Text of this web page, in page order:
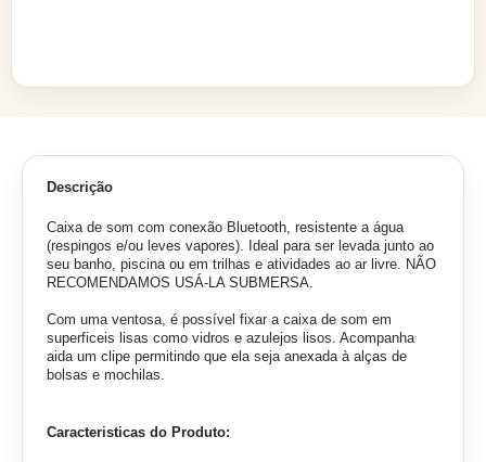
Descrição
Caixa de som com conexão Bluetooth, resistente a água
(respingos e/ou leves vapores). Ideal para ser levada junto ao
seu banho, piscina ou em trilhas e atividades ao ar livre. NÃO
RECOMENDAMOS USÁ-LA SUBMERSA.
Com uma ventosa, é possível fixar a caixa de som em
superficeis lisas como vidros e azulejos lisos. Acompanha
aida um clipe permitindo que ela seja anexada à alças de
bolsas e mochilas.
Caracteristicas do Produto: